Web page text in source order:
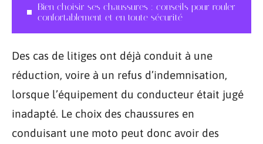
Bien choisir ses chaussures : conseils pour rouler
confortablement et en toute sécurité
Des cas de litiges ont déjà conduit à une
réduction, voire à un refus d’indemnisation,
lorsque l’équipement du conducteur était jugé
inadapté. Le choix des chaussures en
conduisant une moto peut donc avoir des